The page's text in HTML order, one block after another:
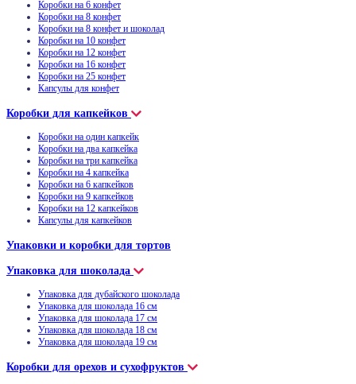
Коробки на 6 конфет
Коробки на 8 конфет
Коробки на 8 конфет и шоколад
Коробки на 10 конфет
Коробки на 12 конфет
Коробки на 16 конфет
Коробки на 25 конфет
Капсулы для конфет
Коробки для капкейков
Коробки на один капкейк
Коробки на два капкейка
Коробки на три капкейка
Коробки на 4 капкейка
Коробки на 6 капкейков
Коробки на 9 капкейков
Коробки на 12 капкейков
Капсулы для капкейков
Упаковки и коробки для тортов
Упаковка для шоколада
Упаковка для дубайского шоколада
Упаковка для шоколада 16 см
Упаковка для шоколада 17 см
Упаковка для шоколада 18 см
Упаковка для шоколада 19 см
Коробки для орехов и сухофруктов